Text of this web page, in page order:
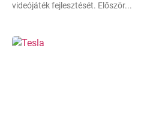
videójáték fejlesztését. Először